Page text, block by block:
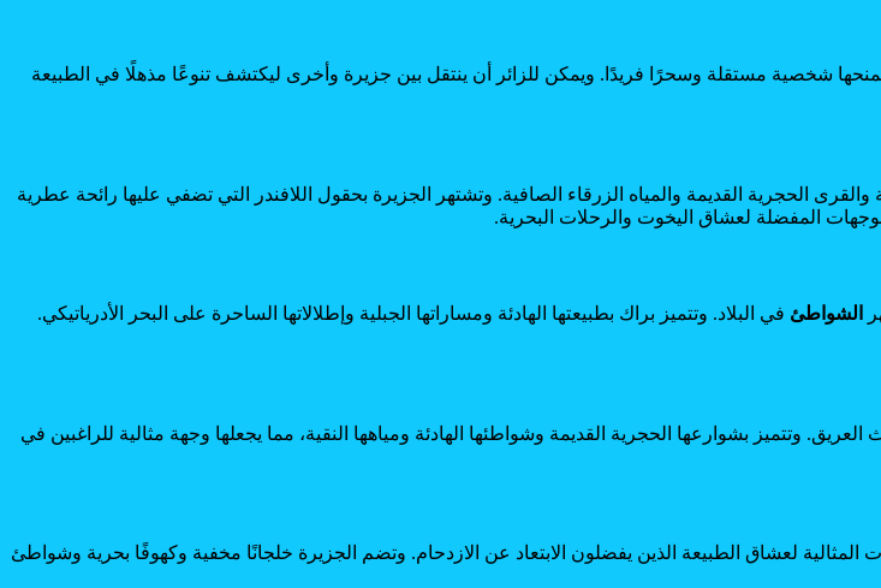
شخصية مستقلة وسحرًا فريدًا. ويمكن للزائر أن ينتقل بين جزيرة وأخرى ليكتشف تنوعًا مذهلًا في الطبيعة
الحجرية القديمة والمياه الزرقاء الصافية. وتشتهر الجزيرة بحقول اللافندر التي تضفي عليها رائحة عطرية
المفضلة لعشاق اليخوت والرحلات البحرية.
الشواطئ في البلاد. وتتميز براك بطبيعتها الهادئة ومساراتها الجبلية وإطلالاتها الساحرة على البحر الأدرياتيكي.
وتتميز بشوارعها الحجرية القديمة وشواطئها الهادئة ومياهها النقية، مما يجعلها وجهة مثالية للراغبين في
لعشاق الطبيعة الذين يفضلون الابتعاد عن الازدحام. وتضم الجزيرة خلجانًا مخفية وكهوفًا بحرية وشواطئ